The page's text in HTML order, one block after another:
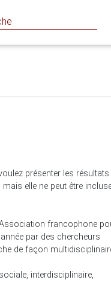
présenter les résultats
mais elle ne peut être
francophone
par des chercheurs
de façon
interdisciplinaire,